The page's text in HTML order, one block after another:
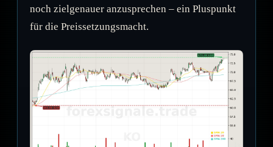
noch zielgenauer anzusprechen – ein Pluspunkt
für die Preissetzungsmacht.